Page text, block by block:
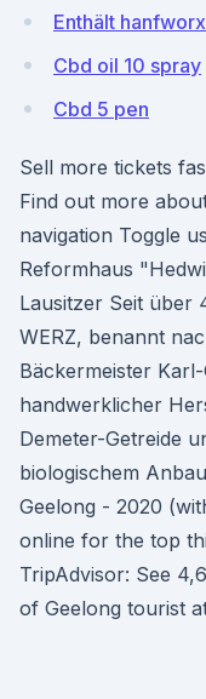
Enthält
Cbd oil 10 spray
Cbd 5 pen
Sell more tickets
Find out more
navigation Toggle
Reformhaus
Lausitzer Seit über
WERZ, benannt
Bäckermeister
handwerklicher
Demeter-Getreide
biologischem
Geelong - 2020
online for the top
TripAdvisor: See
of Geelong tourist